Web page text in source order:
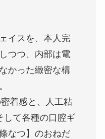
イスを、本人完
つつ、内部は電
かった緻密な構
着感と、人工粘
して各種の口腔ギ
なつ】のおねだ